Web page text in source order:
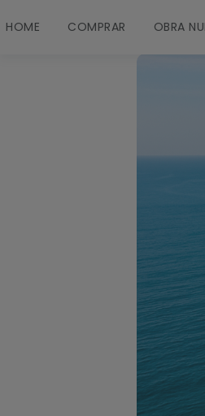
HOME COMPRAR OBRA